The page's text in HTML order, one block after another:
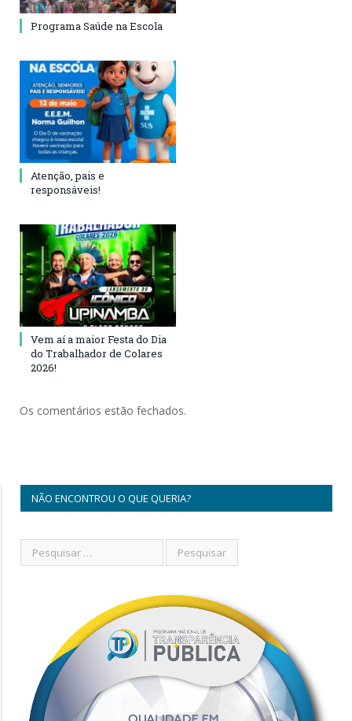
Programa Saúde na Escola
Atenção, pais e
responsáveis!
Vem aí a maior Festa do Dia
do Trabalhador de Colares
2026!
Os comentários estão fechados.
NÃO ENCONTROU O QUE QUERIA?